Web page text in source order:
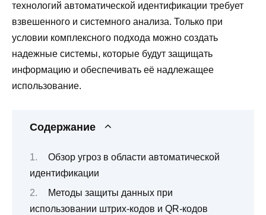
технологий автоматической идентификации требует
взвешенного и системного анализа. Только при
условии комплексного подхода можно создать
надежные системы, которые будут защищать
информацию и обеспечивать её надлежащее
использование.
Содержание
Обзор угроз в области автоматической
идентификации
Методы защиты данных при
использовании штрих-кодов и QR-кодов